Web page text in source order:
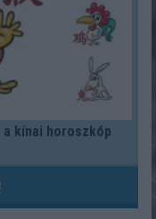
kínai horoszkóp